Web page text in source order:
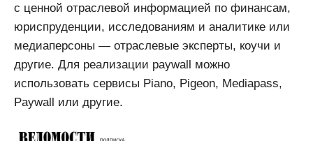
с ценной отраслевой информацией по финансам,
юриспруденции, исследованиям и аналитике или
медиаперсоны — отраслевые эксперты, коучи и
другие. Для реализации paywall можно
использовать сервисы Piano, Pigeon, Mediapass,
Paywall или другие.